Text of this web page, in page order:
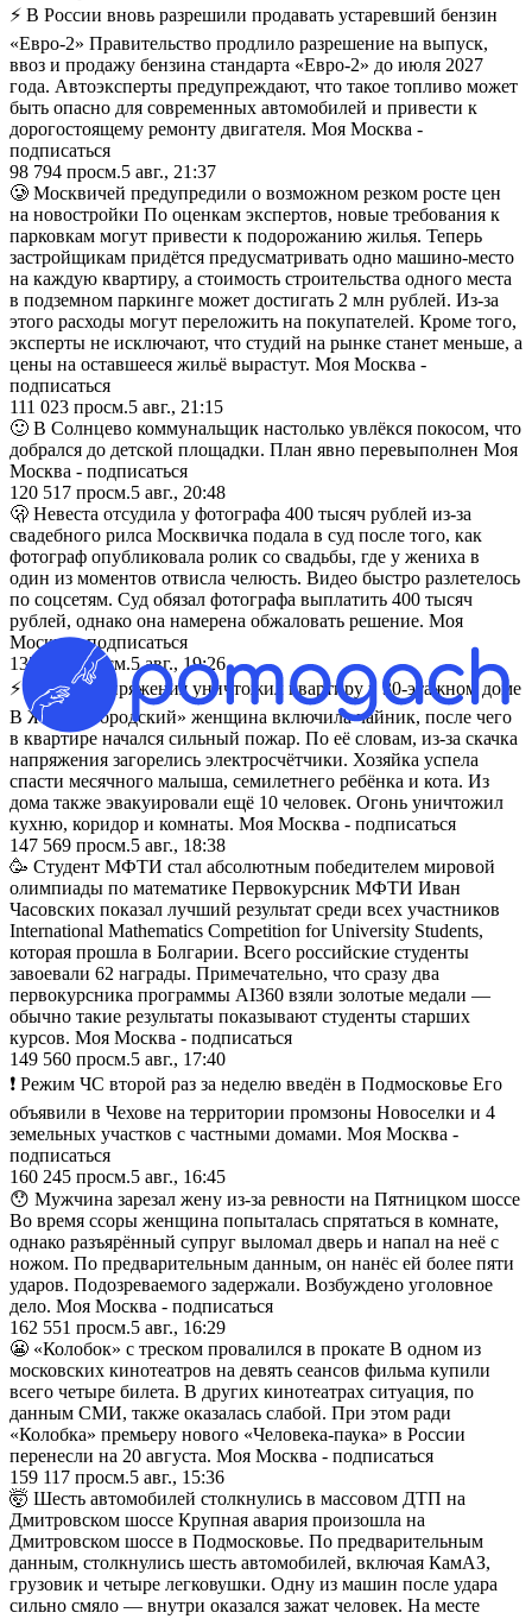
⚡ В России вновь разрешили продавать устаревший бензин
«Евро-2» Правительство продлило разрешение на выпуск,
ввоз и продажу бензина стандарта «Евро-2» до июля 2027
года. Автоэксперты предупреждают, что такое топливо может
быть опасно для современных автомобилей и привести к
дорогостоящему ремонту двигателя. Моя Москва -
подписаться
98 794 просм.5 авг., 21:37
🥲 Москвичей предупредили о возможном резком росте цен
на новостройки По оценкам экспертов, новые требования к
парковкам могут привести к подорожанию жилья. Теперь
застройщикам придётся предусматривать одно машино-место
на каждую квартиру, а стоимость строительства одного места
в подземном паркинге может достигать 2 млн рублей. Из-за
этого расходы могут переложить на покупателей. Кроме того,
эксперты не исключают, что студий на рынке станет меньше, а
цены на оставшееся жильё вырастут. Моя Москва -
подписаться
111 023 просм.5 авг., 21:15
🙂 В Солнцево коммунальщик настолько увлёкся покосом, что
добрался до детской площадки. План явно перевыполнен Моя
Москва - подписаться
120 517 просм.5 авг., 20:48
🫢 Невеста отсудила у фотографа 400 тысяч рублей из-за
свадебного рилса Москвичка подала в суд после того, как
фотограф опубликовала ролик со свадьбы, где у жениха в
один из моментов отвисла челюсть. Видео быстро разлетелось
по соцсетям. Суд обязал фотографа выплатить 400 тысяч
рублей, однако она намерена обжаловать решение. Моя
Москва - подписаться
135 266
просм.5 авг., 19:26
⚡️ Скачок напряжения уничтожил квартиру в 30-этажном доме
В ЖК «Богородский» женщина включила чайник, после чего
в квартире начался сильный пожар. По её словам, из-за скачка
напряжения загорелись электросчётчики. Хозяйка успела
спасти месячного малыша, семилетнего ребёнка и кота. Из
дома также эвакуировали ещё 10 человек. Огонь уничтожил
кухню, коридор и комнаты. Моя Москва - подписаться
147 569 просм.5 авг., 18:38
🥳 Студент МФТИ стал абсолютным победителем мировой
олимпиады по математике Первокурсник МФТИ Иван
Часовских показал лучший результат среди всех участников
International Mathematics Competition for University Students,
которая прошла в Болгарии. Всего российские студенты
завоевали 62 награды. Примечательно, что сразу два
первокурсника программы AI360 взяли золотые медали —
обычно такие результаты показывают студенты старших
курсов. Моя Москва - подписаться
149 560 просм.5 авг., 17:40
❗️ Режим ЧС второй раз за неделю введён в Подмосковье Его
объявили в Чехове на территории промзоны Новоселки и 4
земельных участков с частными домами. Моя Москва -
подписаться
160 245 просм.5 авг., 16:45
😯 Мужчина зарезал жену из-за ревности на Пятницком шоссе
Во время ссоры женщина попыталась спрятаться в комнате,
однако разъярённый супруг выломал дверь и напал на неё с
ножом. По предварительным данным, он нанёс ей более пяти
ударов. Подозреваемого задержали. Возбуждено уголовное
дело. Моя Москва - подписаться
162 551 просм.5 авг., 16:29
😬 «Колобок» с треском провалился в прокате В одном из
московских кинотеатров на девять сеансов фильма купили
всего четыре билета. В других кинотеатрах ситуация, по
данным СМИ, также оказалась слабой. При этом ради
«Колобка» премьеру нового «Человека-паука» в России
перенесли на 20 августа. Моя Москва - подписаться
159 117 просм.5 авг., 15:36
🤯 Шесть автомобилей столкнулись в массовом ДТП на
Дмитровском шоссе Крупная авария произошла на
Дмитровском шоссе в Подмосковье. По предварительным
данным, столкнулись шесть автомобилей, включая КамАЗ,
грузовик и четыре легковушки. Одну из машин после удара
сильно смяло — внутри оказался зажат человек. На месте